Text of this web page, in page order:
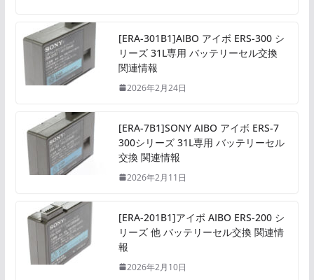
[ERA-301B1]AIBO アイボ ERS-300 シ
リーズ 31L専用 バッテリーセル交換
関連情報
2026年2月24日
[ERA-7B1]SONY AIBO アイボ ERS-7
300シリーズ 31L専用 バッテリーセル
交換 関連情報
2026年2月11日
[ERA-201B1]アイボ AIBO ERS-200 シ
リーズ 他 バッテリーセル交換 関連情
報
2026年2月10日